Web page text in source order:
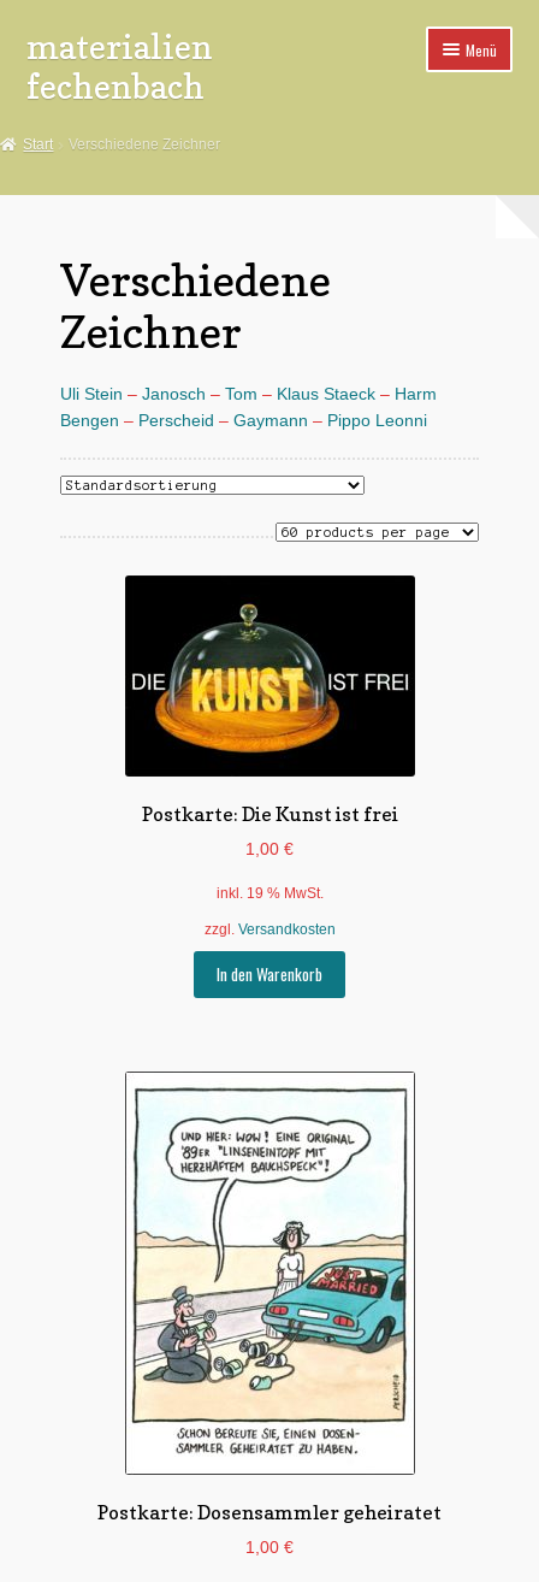
Zur
Navigation
springen
Zum
Inhalt
springen
materialien
fechenbach
Menü
*Aufkleber
*Buttons
*Poster
*Fahnen
*Aufnäher
Politische Karten
Besondere Gestaltung
Postkartenserien
Unsere Lieblingskarten
Individuelle Motive
Start Verschiedene Zeichner
Verschiedene
Zeichner
Uli Stein – Janosch – Tom – Klaus Staeck– Harm
Bengen – Perscheid – Gaymann – Pippo Leonni
Postkarte: Die Kunst ist frei
1,00 €
inkl. 19 % MwSt.
zzgl. Versandkosten
In den Warenkorb
Postkarte: Dosensammler geheiratet
1,00 €